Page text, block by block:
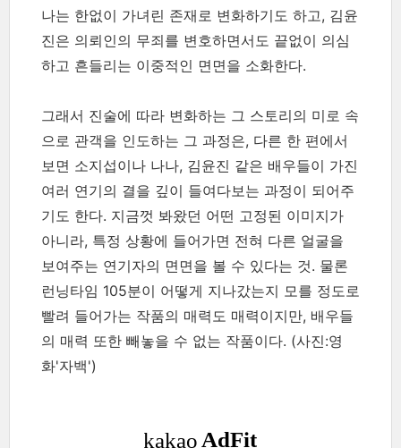
나는 한없이 가녀린 존재로 변화하기도 하고, 김윤
진은 의뢰인의 무죄를 변호하면서도 끝없이 의심
하고 흔들리는 이중적인 면면을 소화한다.
그래서 진술에 따라 변화하는 그 스토리의 미로 속
으로 관객을 인도하는 그 과정은, 다른 한 편에서
보면 소지섭이나 나나, 김윤진 같은 배우들이 가진
여러 연기의 결을 깊이 들여다보는 과정이 되어주
기도 한다. 지금껏 봐왔던 어떤 고정된 이미지가
아니라, 특정 상황에 들어가면 전혀 다른 얼굴을
보여주는 연기자의 면면을 볼 수 있다는 것. 물론
런닝타임 105분이 어떻게 지나갔는지 모를 정도로
빨려 들어가는 작품의 매력도 매력이지만, 배우들
의 매력 또한 빼놓을 수 없는 작품이다. (사진:영
화'자백')